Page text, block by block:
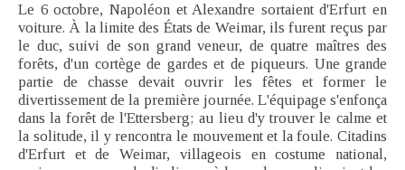
Le 6 octobre, Napoléon et Alexandre sortaient d'Erfurt en
voiture. À la limite des États de Weimar, ils furent reçus par
le duc, suivi de son grand veneur, de quatre maîtres des
forêts, d'un cortège de gardes et de piqueurs. Une grande
partie de chasse devait ouvrir les fêtes et former le
divertissement de la première journée. L'équipage s'enfonça
dans la forêt de l'Ettersberg; au lieu d'y trouver le calme et
la solitude, il y rencontra le mouvement et la foule. Citadins
d'Erfurt et de Weimar, villageois en costume national,